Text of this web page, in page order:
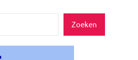
Zoeken